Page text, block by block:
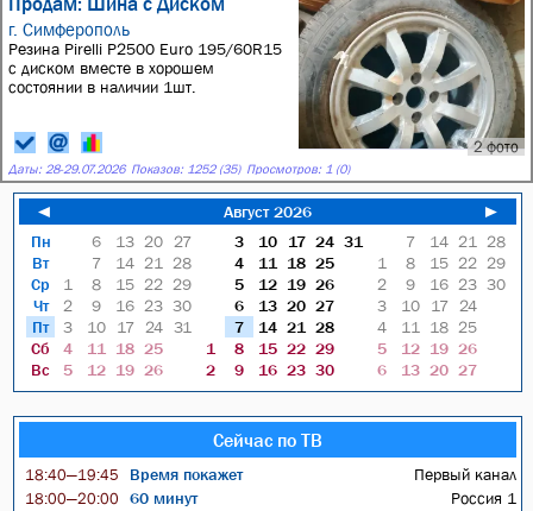
г. Симферополь
2 фото
Резина Pirelli P2500 Euro 195/60R15
с диском вместе в хорошем
состоянии в наличии 1шт.
Даты: 28-29.07.2026 Показов: 1252 (35) Просмотров: 1 (0)
◄ Август 2026
►
Пн
Вт
Ср
Чт
Пт
Сб
Вс
6 13 20
27
7
14 21
28
1
8 15 22 29
2
9 16 23 30
3
10 17 24 31
4
11 18 25
5
12 19 26
3 10 17 24 31
4
11 18 25
5
12 19 26
6
13 20 27
7
14 21
28
1
8 15 22 29
2
9 16 23 30
7 14 21
28
1
8 15 22 29
2
9 16 23 30
3
10 17
24
4
11 18 25
5
12 19 26
6
13 20 27
Сейчас по ТВ
18:40—19:45 Время покажет Первый канал
18:00—20:00 60 минут Россия 1